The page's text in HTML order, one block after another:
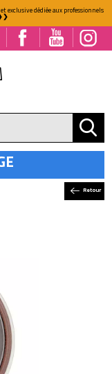
exclusive dédiée aux professionnels
Retour